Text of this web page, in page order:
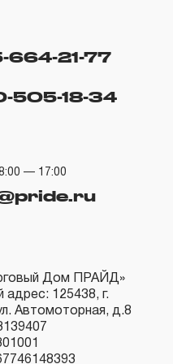
664-21-77
505-18-34
— 17:00
Дом ПРАЙД»
адрес: 125438, г.
Автомоторная, д.8